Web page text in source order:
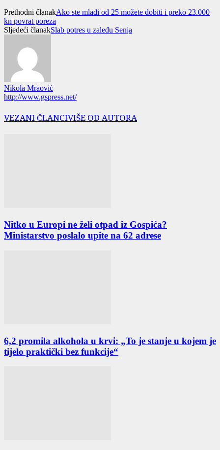
Prethodni članakAko ste mlađi od 25 možete dobiti i preko 23.000
kn povrat poreza
Sljedeći članakSlab potres u zaleđu Senja
Nikola Mraović
http://www.gspress.net/
VEZANI ČLANCIVIŠE OD AUTORA
Nitko u Europi ne želi otpad iz Gospića?
Ministarstvo poslalo upite na 62 adrese
6,2 promila alkohola u krvi: „To je stanje u kojem je
tijelo praktički bez funkcije“